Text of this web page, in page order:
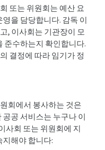
또는 위원회는 예산 요
을 담당합니다. 감독 이
, 이사회는 기관장이 모
준수하는지 확인합니다.
결정에 따라 임기가 정
회에서 봉사하는 것은
공 서비스는 누구나 이
사회 또는 위원회에 지
해야 합니다: